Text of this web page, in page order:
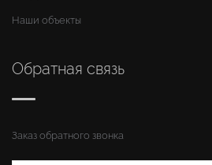
Наши объекты
Обратная связь
Заказ обратного звонка